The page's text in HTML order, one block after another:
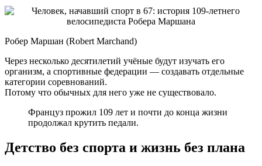
Робер Маршан (Robert Marchand)
Через несколько десятилетий учёные будут изучать его
организм, а спортивные федерации — создавать отдельные
категории соревнований.
Потому что обычных для него уже не существовало.
Француз прожил 109 лет и почти до конца жизни
продолжал крутить педали.
Детство без спорта и жизнь без плана